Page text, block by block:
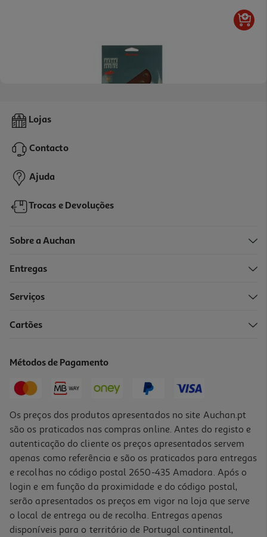
Conjunto 5 Discos Auchan Para Lixadora D125 G80
2,49 €
Lojas
Contacto
Ajuda
Trocas e Devoluções
Sobre a Auchan
Entregas
Serviços
Cartões
Métodos de Pagamento
Os preços dos produtos apresentados no site Auchan.pt
são os praticados nas compras online. Antes do registo e
autenticação do cliente os preços apresentados servem
apenas como referência e são os praticados para entregas
e recolhas no código postal 2650-435 Amadora. Após o
login e em função da proximidade e do código postal,
serão apresentados os preços em vigor na loja que serve
o local de entrega ou de recolha. Entregas apenas
disponíveis para o território de Portugal continental,